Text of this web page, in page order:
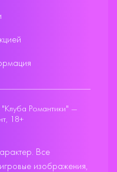
Романтики" —
18+
Все
изображения,